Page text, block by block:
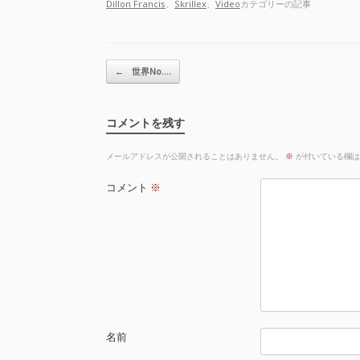
Dillon Francis Skrillex Videoカテゴリーの記事
投稿ナビゲーション
← 世界No.…
コメントを残す
メールアドレスが公開されることはありません。 ※ が付いている欄
コメント ※
名前